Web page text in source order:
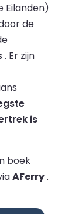
Eilanden)
de
. Er zijn
is
boek
AFerry.